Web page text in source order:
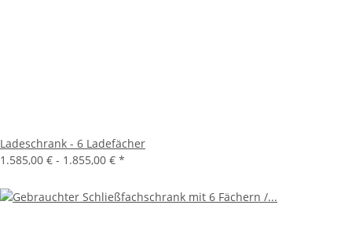
Ladeschrank - 6 Ladefächer
1.585,00 € - 1.855,00 € *